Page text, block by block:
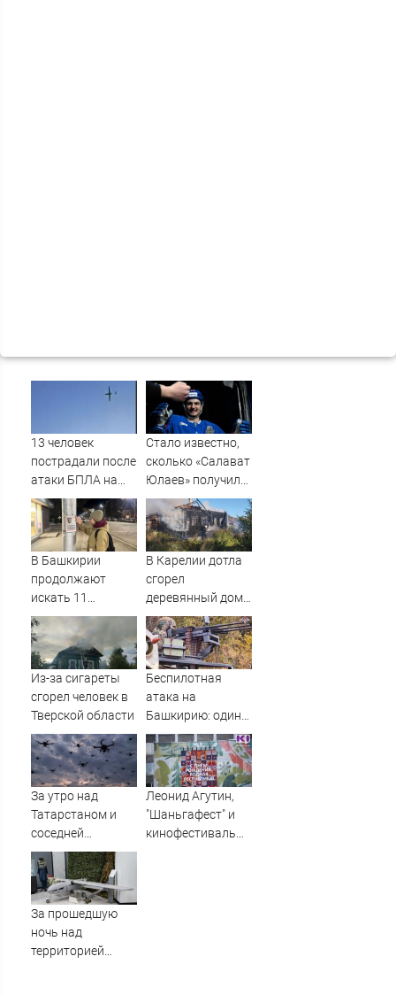
13 человек
пострадали после
атаки БПЛА на
российский город
Стало известно,
сколько «Салават
Юлаев» получил
от СКА в сделке
по Бландиси
В Башкирии
продолжают
искать 11
пропавших без
вести
В Карелии дотла
сгорел
деревянный дом
(ФОТО)
Из-за сигареты
сгорел человек в
Тверской области
Беспилотная
атака на
Башкирию: один
БПЛА в Уфе
врезался в кран и
упал на кровлю
За утро над
Татарстаном и
соседней
республикой
сбиты 12
вражеских БПЛА -
Минобороны
Леонид Агутин,
"Шаньгафест" и
кинофестиваль
За прошедшую
ночь над
территорией